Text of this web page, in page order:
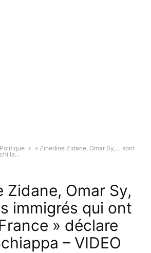
Politique
« Zinedine Zidane, Omar Sy,… sont
la...
Zidane, Omar Sy,
immigrés qui ont
» déclare
– VIDEO